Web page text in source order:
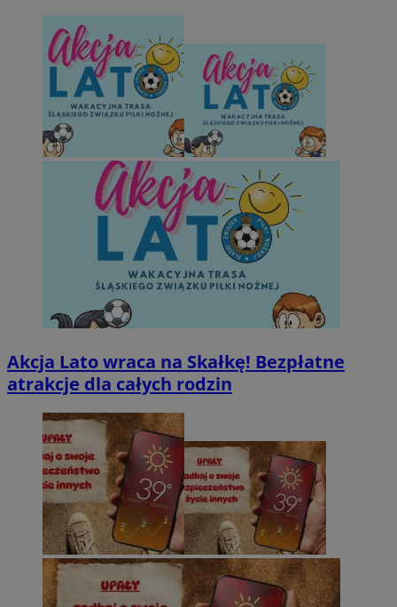
Akcja Lato wraca na Skałkę! Bezpłatne
atrakcje dla całych rodzin